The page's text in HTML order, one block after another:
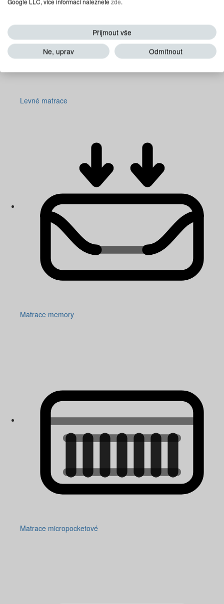
Levné matrace
Matrace memory
Matrace micropocketové
Přijmout vše
Ne, uprav
Odmítnout